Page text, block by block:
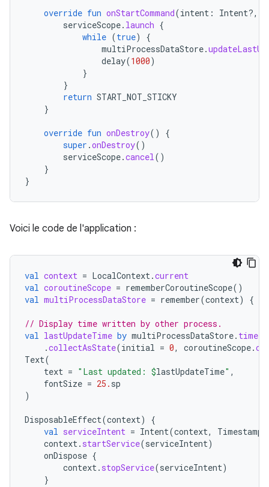
override fun onStartCommand(intent : Intent?,
serviceScope. launch {
while (true)
{
multiProcessDataStore.
delay(1000)
}
}
return START_NOT_STICKY
}
override fun onDestroy()
{
super .onDestroy()
serviceScope.cancel()
}
}
Voici le code de l'application :
val context = LocalContext.current
val coroutineScope = rememberCoroutineScope()
val multiProcessDataStore = remember(context) {
// Display time written by other process.
val lastUpdateTime by multiProcessDataStore.
.collectAsState(initial = 0, coroutineScope.
Text(
text = "Last updated: $lastUpdateTime" ,
fontSize = 25. sp
)
DisposableEffect(context)
{
val serviceIntent = Intent(context,
context. startService(serviceIntent)
onDispose {
context. stopService(serviceIntent)
}